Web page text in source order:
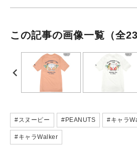
この記事の画像一覧 （全
#スヌーピー #PEANUTS #キャラ
#キャラWalker